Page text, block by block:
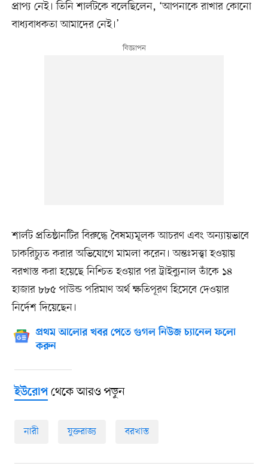
প্রাপ্য নেই। তিনি শার্লটকে বলেছিলেন, ‘আপনাকে রাখার কোনো
বাধ্যবাধকতা আমাদের নেই।’
শার্লট প্রতিষ্ঠানটির বিরুদ্ধে বৈষম্যমূলক আচরণ এবং অন্যায়ভাবে
চাকরিচ্যুত করার অভিযোগে মামলা করেন। অন্তঃসত্ত্বা হওয়ায়
বরখাস্ত করা হয়েছে নিশ্চিত হওয়ার পর ট্রাইব্যুনাল তাঁকে ১৪
হাজার ৮৮৫ পাউন্ড পরিমাণ অর্থ ক্ষতিপূরণ হিসেবে দেওয়ার
নির্দেশ দিয়েছেন।
প্রথম আলোর খবর পেতে গুগল নিউজ চ্যানেল ফলো
করুন
ইউরোপথেকে আরও পড়ুন
নারী যুক্তরাজ্য বরখাস্ত